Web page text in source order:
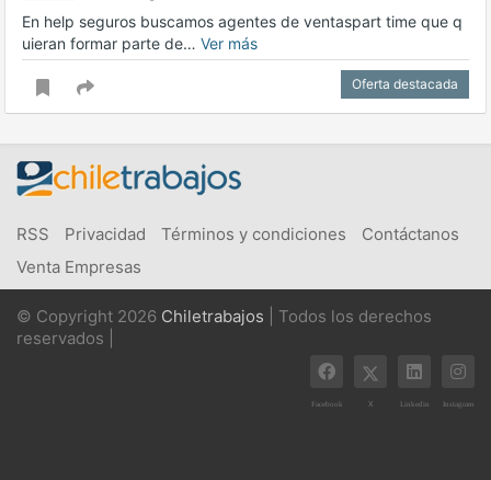
En help seguros buscamos agentes de ventaspart time que q
uieran formar parte de… Ver más
Oferta destacada
RSS Privacidad Términos y condiciones
Contáctanos
Venta Empresas
© Copyright 2026 Chiletrabajos | Todos los derechos
reservados |
Facebook X Linkedin Instagram